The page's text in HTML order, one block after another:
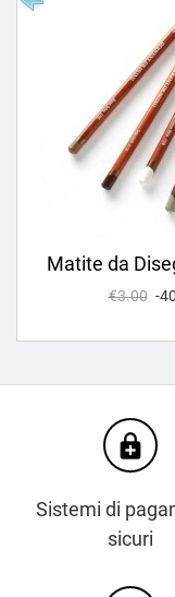
Matite da
€3.00 -
enhanced_encryption
Sistemi di
sicuri